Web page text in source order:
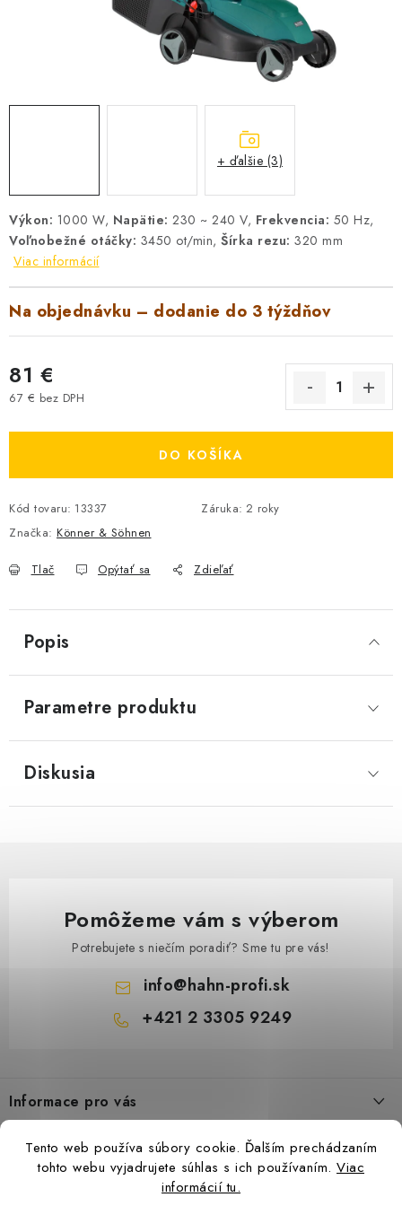
Tento web používa súbory cookie. Ďalším prechádzaním
tohto webu vyjadrujete súhlas s ich používaním. Viac
informácií tu.
REFERENCIE
Obchodné podmienky
Zásady ochrany osobných údajov
Výkon: 1000 W, Napätie: 230 ~ 240 V, Frekvencia: 50 Hz,
Voľnobežné otáčky: 3450 ot/min, Šírka rezu: 320 mm
Viac informácií
Na objednávku – dodanie do 3 týždňov
81 €
67 € bez DPH
DO KOŠÍKA
Kód tovaru: 13337 Záruka: 2 roky
Značka: Könner & Söhnen
Tlač Opýtať sa Zdieľať
+ ďalšie (3)
Popis
Parametre produktu
Diskusia
Pomôžeme vám s výberom
Potrebujete s niečím poradiť? Sme tu pre vás!
info@hahn-profi.sk
+421 2 3305 9249
p
ä
Informace pro vás
Zásady ochrany osobných údajov